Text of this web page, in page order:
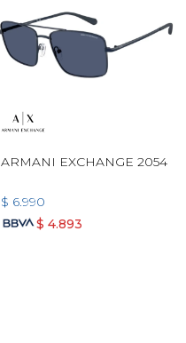
ARMANI EXCHANGE 2054
$ 6.990
$ 4.893